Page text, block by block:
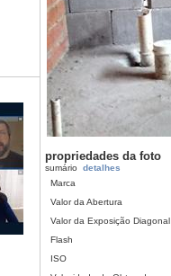
propriedades da foto
sumário detalhes
Marca
Valor da Abertura
Valor da Exposição Diagonal
Flash
ISO